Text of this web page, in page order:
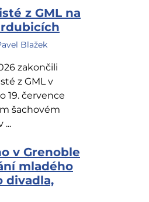
z GML na
Blažek
zakončili
z GML v
19. července
šachovém
...
v Grenoble
mladého
divadla,